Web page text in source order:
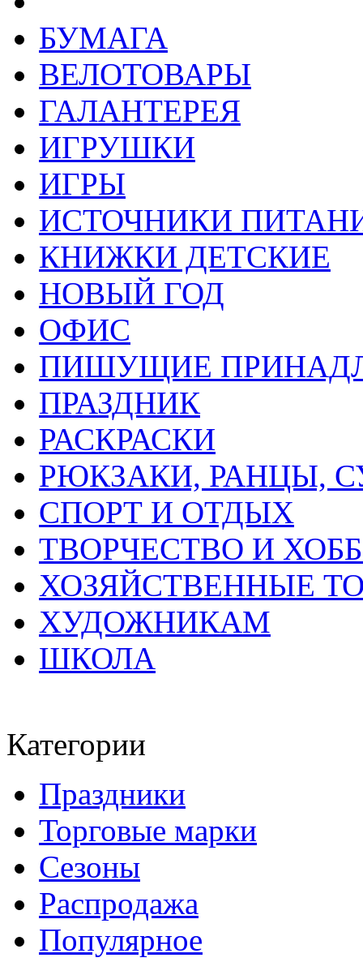
БУМАГА
ВЕЛОТОВАРЫ
ГАЛАНТЕРЕЯ
ИГРУШКИ
ИГРЫ
ИСТОЧНИКИ
КНИЖКИ ДЕТСКИЕ
НОВЫЙ ГОД
ОФИС
ПИШУЩИЕ
ПРАЗДНИК
РАСКРАСКИ
РЮКЗАКИ, РАНЦЫ,
СПОРТ И ОТДЫХ
ТВОРЧЕСТВО И
ХОЗЯЙСТВЕННЫЕ
ХУДОЖНИКАМ
ШКОЛА
Категории
Праздники
Торговые марки
Сезоны
Распродажа
Популярное